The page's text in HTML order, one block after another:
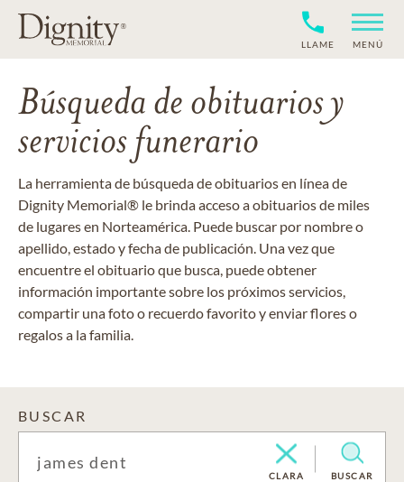
LLAME MENÚ
Búsqueda de obituarios y
servicios funerario
La herramienta de búsqueda de obituarios en línea de
Dignity Memorial® le brinda acceso a obituarios de miles
de lugares en Norteamérica. Puede buscar por nombre o
apellido, estado y fecha de publicación. Una vez que
encuentre el obituario que busca, puede obtener
información importante sobre los próximos servicios,
compartir una foto o recuerdo favorito y enviar flores o
regalos a la familia.
BUSCAR
CLARA BUSCAR